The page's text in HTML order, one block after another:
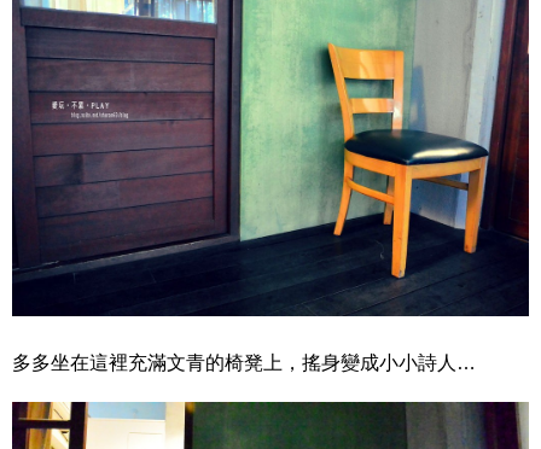
多多坐在這裡充滿文青的椅凳上，搖身變成小小詩人…